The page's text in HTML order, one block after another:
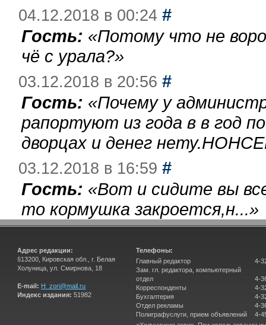
04.12.2018 в 00:24 #
Гость: «Потому что не
чё с урала?»
03.12.2018 в 20:56 #
Гость: «Почему у
рапортуют из года в в год
дворцах и денег
03.12.2018 в 16:59 #
Гость: «Вот и сидите вы
то кормушка закроется,н...»
Адрес редакции:
613200, Кировская обл., г. Белая
Холуница, ул. Смирнова, 18
E-mail: H_zori@mail.ru
Индекс издания: 51982
Телефоны:
Главный редактор
Зам. гл. редактора, компьютерный
отдел
Корреспонденты
Бухгалтерия
Отдел рекламы
Полиграфуслуги, прием объявлений
4-
4-
4-
4-
4-
4-